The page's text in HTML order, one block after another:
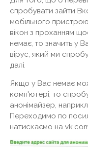
спробувати зайти
мобільного
вікон з проханням
немає, то значить у
вірус, який ми
далі.
Якщо у Вас немає
комп'ютері, то
анонімайзер,
Переходимо по
натискаємо на